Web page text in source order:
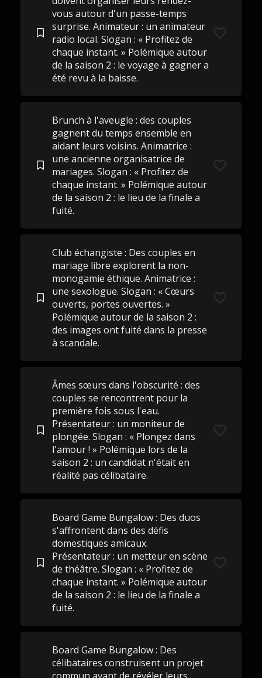
vous autour d'un passe-temps
surprise. Animateur : un animateur
radio local. Slogan : « Profitez de
chaque instant. » Polémique autour
de la saison 2 : le voyage à gagner a
été revu à la baisse.
Brunch à l'aveugle : des couples
gagnent du temps ensemble en
aidant leurs voisins. Animatrice :
une ancienne organisatrice de
mariages. Slogan : « Profitez de
chaque instant. » Polémique autour
de la saison 2 : le lieu de la finale a
fuité.
Club échangiste : Des couples en
mariage libre explorent la non-
monogamie éthique. Animatrice :
une sexologue. Slogan : « Cœurs
ouverts, portes ouvertes. »
Polémique autour de la saison 2 :
des images ont fuité dans la presse
à scandale.
Âmes sœurs dans l'obscurité : des
couples se rencontrent pour la
première fois sous l'eau.
Présentateur : un moniteur de
plongée. Slogan : « Plongez dans
l'amour ! » Polémique lors de la
saison 2 : un candidat n'était en
réalité pas célibataire.
Board Game Bungalow : Des duos
s'affrontent dans des défis
domestiques amicaux.
Présentateur : un metteur en scène
de théâtre. Slogan : « Profitez de
chaque instant. » Polémique autour
de la saison 2 : le lieu de la finale a
fuité.
Board Game Bungalow : Des
célibataires construisent un projet